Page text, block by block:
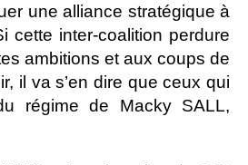
une alliance stratégique à
cette inter-coalition perdure
ambitions et aux coups de
il va s’en dire que ceux qui
régime de Macky SALL,